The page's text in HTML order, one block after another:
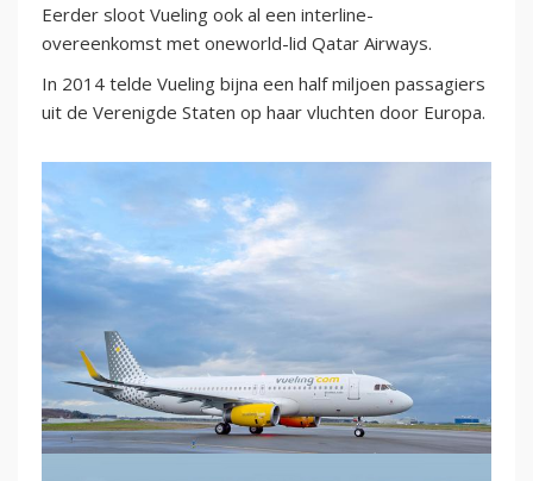
Eerder sloot Vueling ook al een interline-
overeenkomst met oneworld-lid Qatar Airways.
In 2014 telde Vueling bijna een half miljoen passagiers
uit de Verenigde Staten op haar vluchten door Europa.